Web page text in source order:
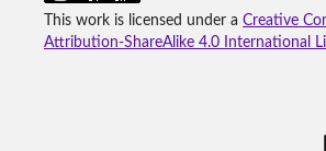
This work is licensed under a Creative
Attribution-ShareAlike 4.0 International